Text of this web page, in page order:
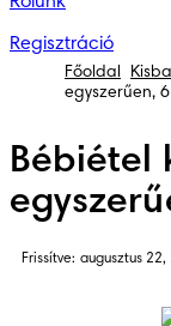
Regisztráció
Főoldal
egyszerűen,
Bébiétel
Frissítve: augusztus 22,